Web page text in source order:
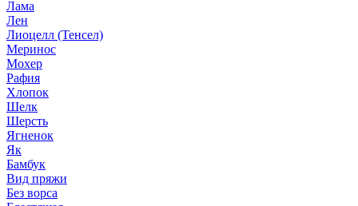
Лама
Лен
Лиоцелл (Тенсел)
Меринос
Мохер
Рафия
Хлопок
Шелк
Шерсть
Ягненок
Як
Бамбук
Вид пряжи
Без ворса